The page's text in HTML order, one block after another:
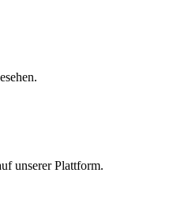
unserer Plattform.